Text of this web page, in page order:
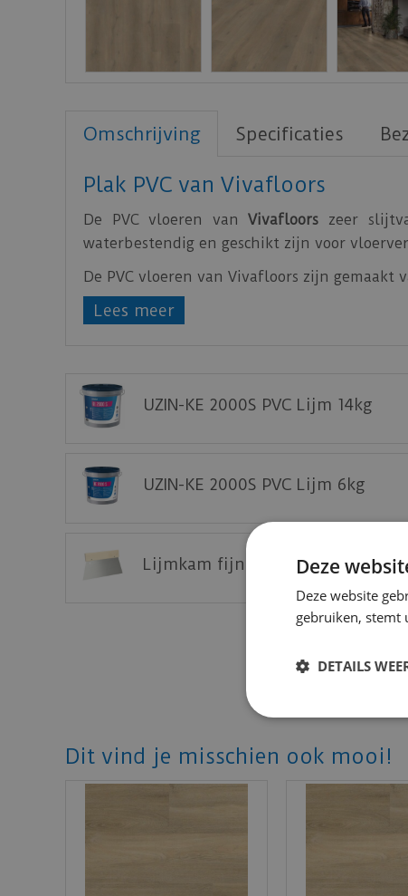
Omschrijving Specificaties
Plak PVC van Vivafloors
De PVC vloeren vanVivafloors zeer
waterbestendig en geschikt zijn voor
De PVC vloeren van Vivafloors zijn gemaakt
Bekijkhierde technische specificaties van de
Lees meer
UZIN-KE 2000S PVC Lijm 14kg
UZIN-KE 2000S PVC Lijm 6kg
Lijmkam fijn - A2 (25 cm) tbv
Dit vind je misschien ook mooi!
Deze
Deze website
gebruiken, stemt
DETAILS